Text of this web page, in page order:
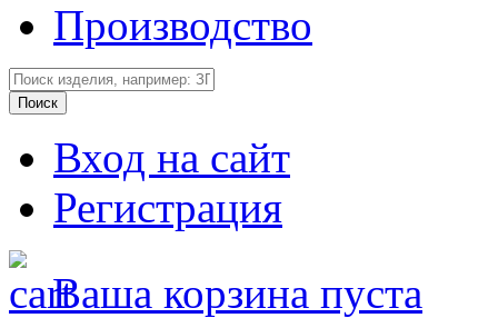
Производство
Вход на сайт
Регистрация
Ваша корзина пуста